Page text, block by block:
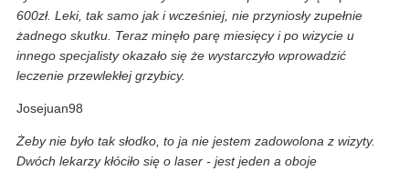
600zł. Leki, tak samo jak i wcześniej, nie przyniosły zupełnie
żadnego skutku. Teraz minęło parę miesięcy i po wizycie u
innego specjalisty okazało się że wystarczyło wprowadzić
leczenie przewlekłej grzybicy.
Josejuan98
Żeby nie było tak słodko, to ja nie jestem zadowolona z wizyty.
Dwóch lekarzy kłóciło się o laser - jest jeden a oboje